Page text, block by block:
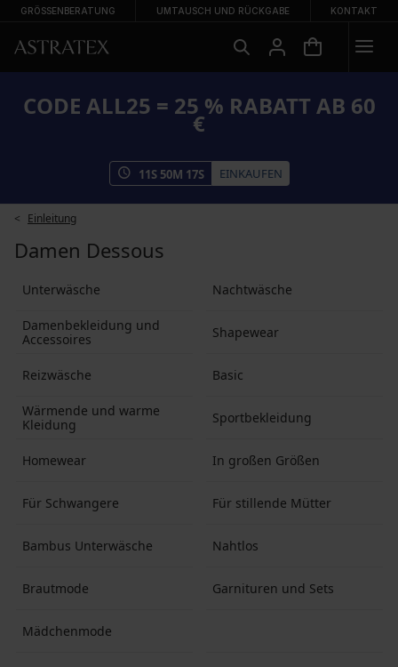
GRÖSSENBERATUNG UMTAUSCH UND RÜCKGABE KONTAKT
CODE ALL25 = 25 % RABATT AB 60
€
11S 50M 17S EINKAUFEN
Einleitung
Damen Dessous
Unterwäsche Nachtwäsche
Damenbekleidung und
Accessoires
Shapewear
Reizwäsche Basic
Wärmende und warme
Kleidung
Sportbekleidung
Homewear In großen Größen
Für Schwangere Für stillende Mütter
Bambus Unterwäsche Nahtlos
Brautmode Garnituren und Sets
Mädchenmode